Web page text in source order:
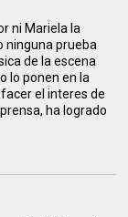
ni Mariela la
ninguna prueba
de la escena
lo ponen en la
el interes de
ha logrado